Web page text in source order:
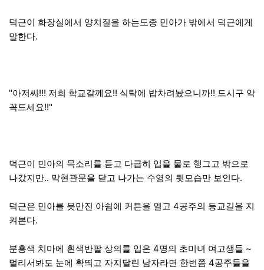
덕근이 화장실에서 양치질을 하는도중 민아가 밖에서 덕근에게
말한다.
"아저씨!!! 저희 학교갈께요!! 식탁에 밥차려놨으니까!! 드시구 약
꼭드세요!!"
덕근이 민아의 목소리를 듣고 다급히 입을 물로 행그고 밖으로
나갔지만.. 막현관문을 닫고 나가는 수영의 뒷모습만 보인다.
덕근은 민아를 못만진 아쉼에 커튼을 열고 4공주의 등교길을 지
켜본다.
분홍색 치마에 흰색반팔 상의를 입은 4명의 초미녀 여고생들 ~
멀리서봐도 눈에 확띄고 자지달린 남자라면 한번쯤 4공주들을